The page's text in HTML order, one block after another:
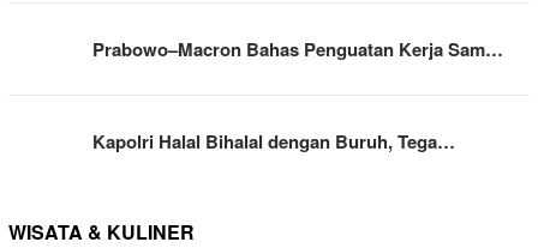
Prabowo–Macron Bahas Penguatan Kerja Sam…
Kapolri Halal Bihalal dengan Buruh, Tega…
WISATA & KULINER